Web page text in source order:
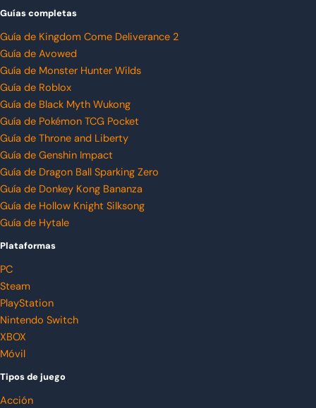
Guías completas
Guía de Kingdom Come Deliverance 2
Guía de Avowed
Guía de Monster Hunter Wilds
Guía de Roblox
Guía de Black Myth Wukong
Guía de Pokémon TCG Pocket
Guía de Throne and Liberty
Guía de Genshin Impact
Guía de Dragon Ball Sparking Zero
Guía de Donkey Kong Bananza
Guía de Hollow Knight Silksong
Guía de Hytale
Plataformas
PC
Steam
PlayStation
Nintendo Switch
XBOX
Móvil
Tipos de juego
Acción